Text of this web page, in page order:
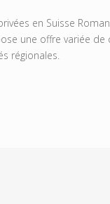
en Suisse
une offre variée de
régionales.